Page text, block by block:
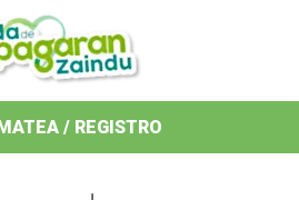
/ Organizan
/ REGISTRO